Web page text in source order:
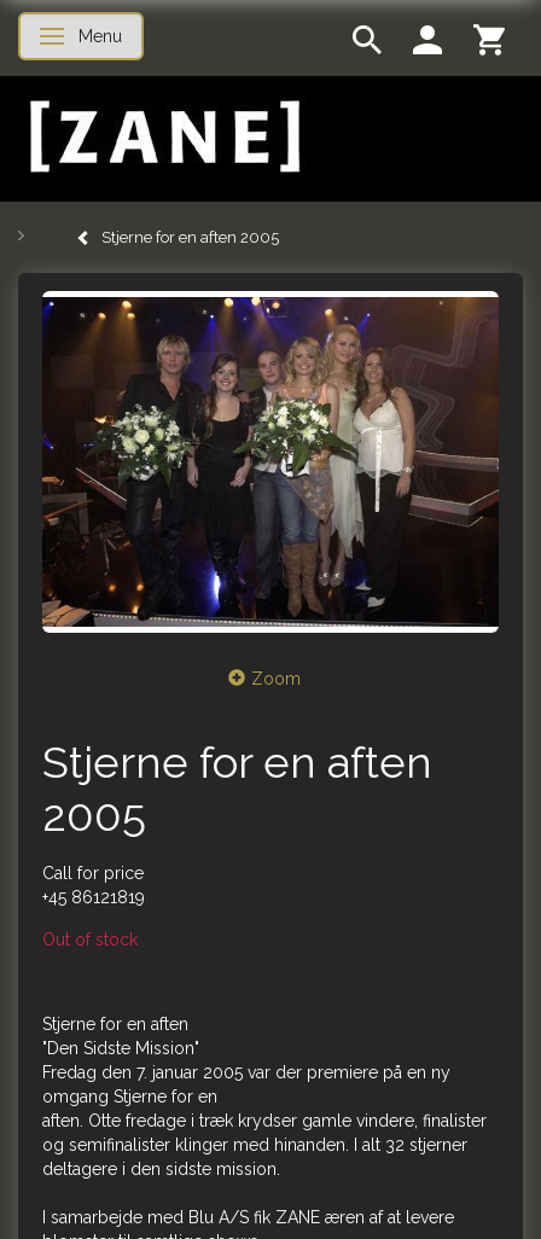
Toggle navigation
Menu
Stjerne for en aften 2005
Zoom
Stjerne for en aften
2005
Call for price
+45 86121819
Out of stock
Stjerne for en aften
"Den Sidste Mission"
Fredag den 7. januar 2005 var der premiere på en ny
omgang Stjerne for en
aften. Otte fredage i træk krydser gamle vindere, finalister
og semifinalister klinger med hinanden. I alt 32 stjerner
deltagere i den sidste mission.
I samarbejde med Blu A/S fik ZANE æren af at levere